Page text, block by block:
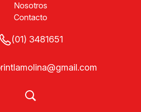
Nosotros
Contacto
(01) 3481651